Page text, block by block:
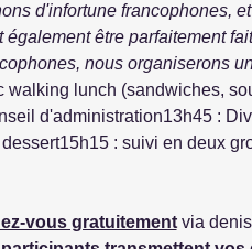
d'infortune francophones,
être parfaitement
nous organiserons
walking lunch (sandwiches,
d'administration13h45 :
: suivi en deux
vous gratuitement via